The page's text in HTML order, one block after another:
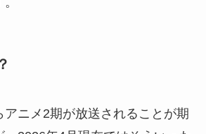
アニメ2期が放送されることが期